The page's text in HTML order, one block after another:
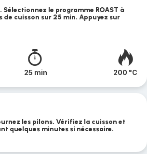
le programme ROAST à
de cuisson sur 25 min. Appuyez sur
25 min 200 °C
les pilons. Vérifiez la cuisson et
quelques minutes si nécessaire.